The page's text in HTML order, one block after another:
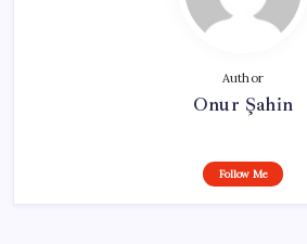
Author
Onur Şahin
Follow Me